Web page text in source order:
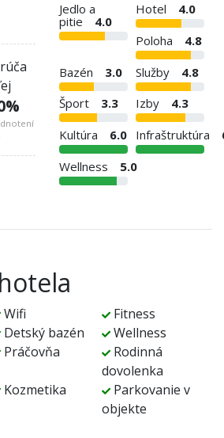
%
Jedlo a
pitie
4.0
Hotel
4.0
Poloha
4.8
Bazén
3.0 Služby
4.8
Šport
3.3 Izby
4.3
Kultúra
6.0 Infraštruktúra
Wellness
5.0
Wifi
Fitness
Detský bazén
Wellness
Práčovňa
Rodinná
dovolenka
Kozmetika
Parkovanie v
objekte